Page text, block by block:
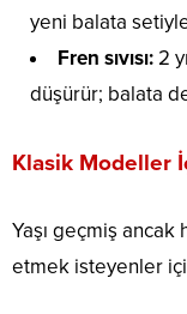
yeni balata
Fren sıvısı: 2
düşürür; balata
Klasik Modeller
Yaşı geçmiş ancak
etmek isteyenler